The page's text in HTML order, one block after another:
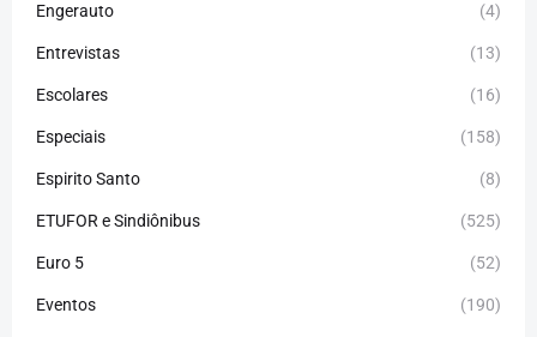
Engerauto (4)
Entrevistas (13)
Escolares (16)
Especiais (158)
Espirito Santo (8)
ETUFOR e Sindiônibus (525)
Euro 5 (52)
Eventos (190)